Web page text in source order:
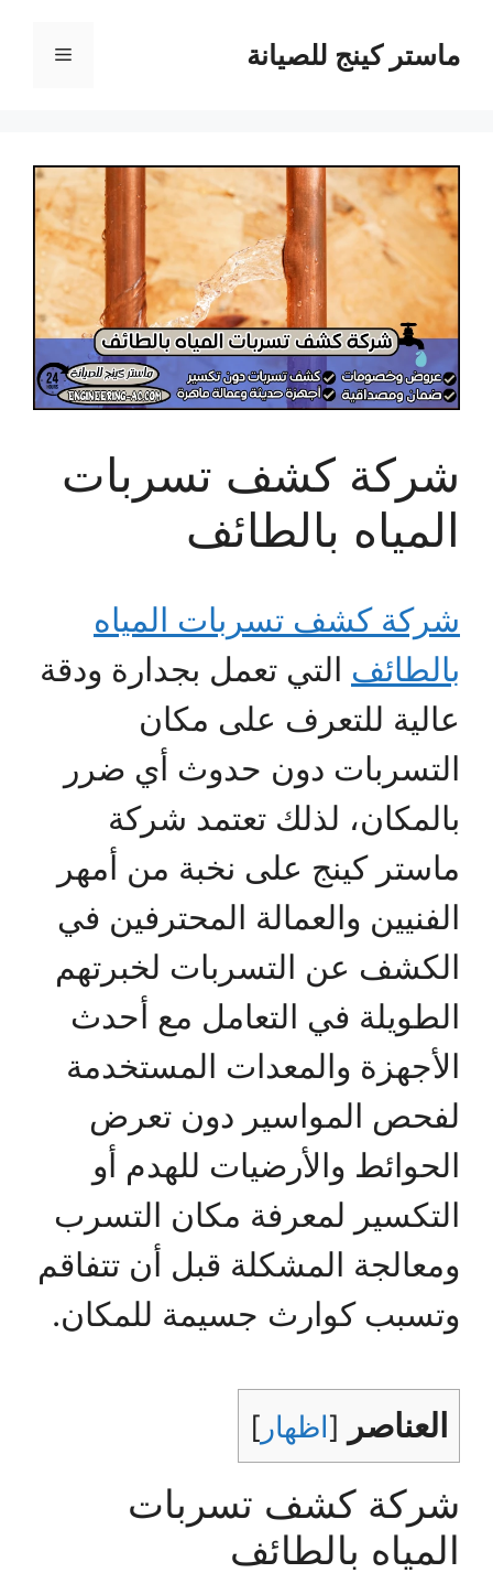
المحتوىماستر كينج للصيانة القائمة
شركة كشف تسربات
المياه بالطائف
شركة كشف تسربات المياه
بالطائف التي تعمل بجدارة ودقة
عالية للتعرف على مكان
التسربات دون حدوث أي ضرر
بالمكان، لذلك تعتمد شركة
ماستر كينج على نخبة من أمهر
الفنيين والعمالة المحترفين في
الكشف عن التسربات لخبرتهم
الطويلة في التعامل مع أحدث
الأجهزة والمعدات المستخدمة
لفحص المواسير دون تعرض
الحوائط والأرضيات للهدم أو
التكسير لمعرفة مكان التسرب
ومعالجة المشكلة قبل أن تتفاقم
وتسبب كوارث جسيمة للمكان.
العناصر [اظهار ]
شركة كشف تسربات
المياه بالطائف